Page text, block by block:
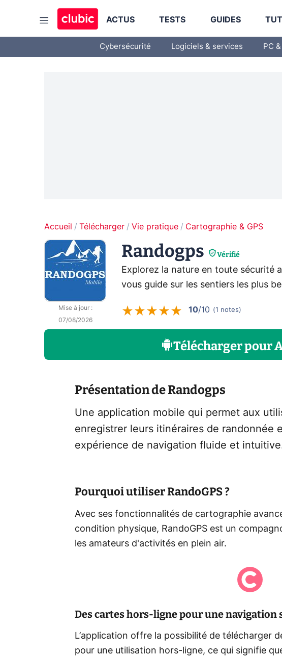
ACTUS TESTS GUIDES
Cybersécurité Logiciels & services PC
Accueil Télécharger Vie pratique Cartographie & GPS
Mise à jour:
07/08/2026
Randogps Vérifié
Explorez la nature en toute sécurité
vous guide sur les sentiers les plus
10/10 (1 notes)
Téléchargerpour
Présentation de Randogps
Une application mobile qui permet aux
enregistrer leurs itinéraires de randonnée
expérience de navigation fluide et
Pourquoi utiliser RandoGPS ?
Avec ses fonctionnalités de cartographie
condition physique, RandoGPS est un
les amateurs d'activités en plein air.
Des cartes hors-ligne pour une
L’application offre la possibilité de télécharger
pour une utilisation hors-ligne, ce qui signifie